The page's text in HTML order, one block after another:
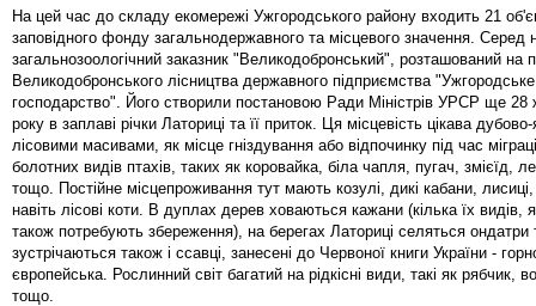
На цей час до складу екомережі Ужгородського району входить 21
заповідного фонду загальнодержавного та місцевого значення. Серед
загальнозоологічний заказник "Великодобронський", розташований на
Великодобронського лісництва державного підприємства
господарство". Його створили постановою Ради Міністрів УРСР ще 28
року в заплаві річки Латориці та її приток. Ця місцевість цікава
лісовими масивами, як місце гніздування або відпочинку під час
болотних видів птахів, таких як коровайка, біла чапля, пугач, змієїд,
тощо. Постійне місцепроживання тут мають козулі, дикі кабани, лисиці,
навіть лісові коти. В дуплах дерев ховаються кажани (кілька їх видів,
також потребують збереження), на берегах Латориці селяться ондатри
зустрічаються також і ссавці, занесені до Червоної книги України -
європейська. Рослинний світ багатий на рідкісні види, такі як рябчик,
тощо.